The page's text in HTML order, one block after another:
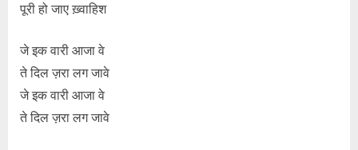
पूरी हो जाए ख़्वाहिश
जे इक वारी आजा वे
ते दिल ज़रा लग जावे
जे इक वारी आजा वे
ते दिल ज़रा लग जावे